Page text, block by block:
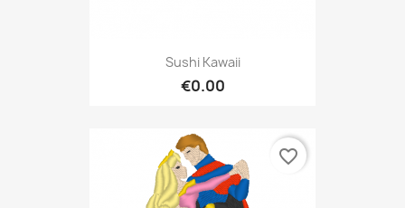
Sushi Kawaii
€0.00
favorite_border